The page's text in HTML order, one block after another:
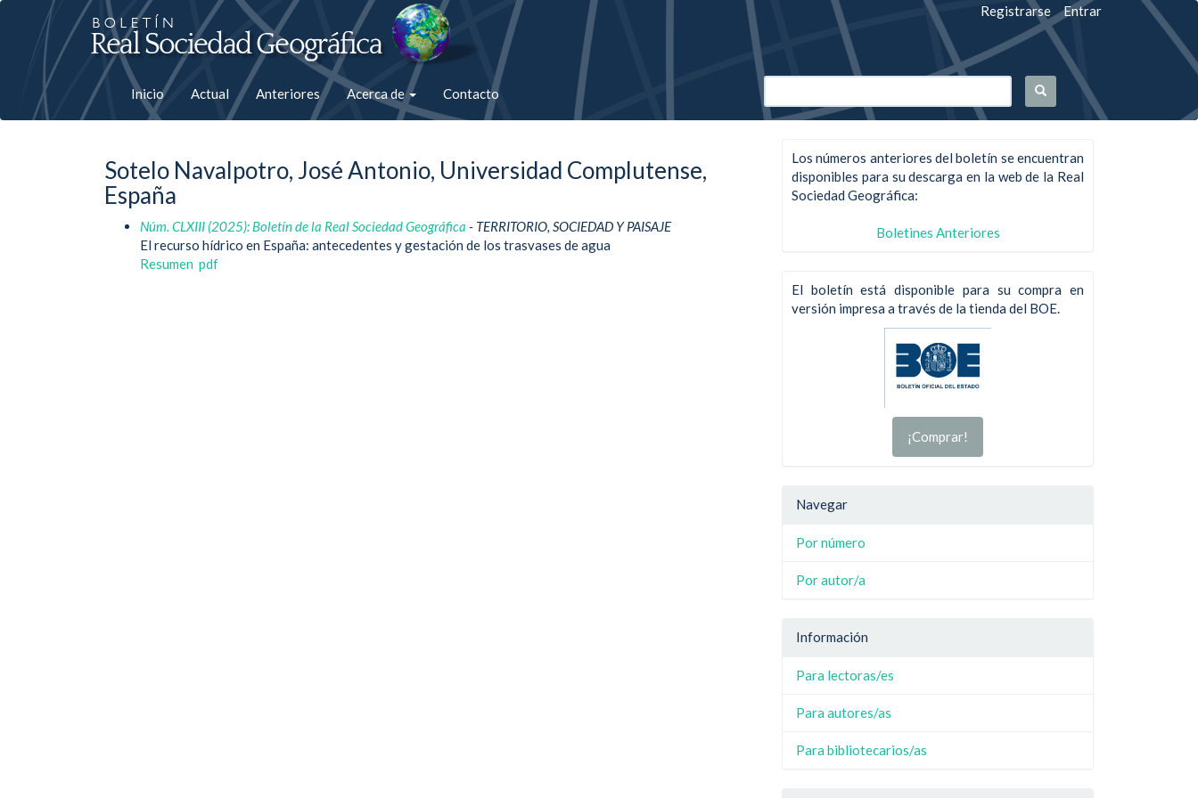
Salto
rápiso
la
Registrarse Entrar
Inicio Actual Anteriores Acerca de Contacto
Sotelo Navalpotro, José Antonio, Universidad Complutense,
España
Núm. CLXIII (2025): Boletín de la Real Sociedad Geográfica - TERRITORIO, SOCIEDAD Y PAISAJE
El recurso hídrico en España: antecedentes y gestación de los trasvases de agua
Resumen pdf
Los números anteriores del boletín se encuentran
disponibles para su descarga en la web de la Real
Sociedad Geográfica:
Boletines Anteriores
El boletín está disponible para su compra en
versión impresa a través de la tienda del BOE.
¡Comprar!
Navegar
Por número
Por autor/a
Información
Para lectoras/es
Para autores/as
Para bibliotecarios/as